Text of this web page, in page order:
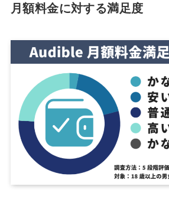
月額料金に対する満足度